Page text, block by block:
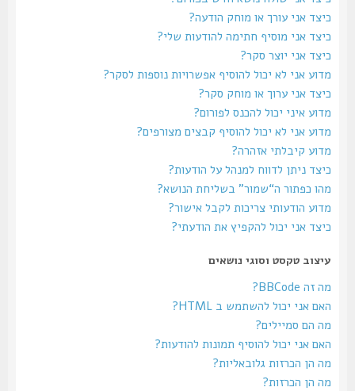
כיצד אני עורך או מוחק הודעה?
כיצד אני מוסיף חתימה להודעות שלי?
כיצד אני יוצר סקר?
מדוע אני לא יכול להוסיף אפשרויות נוספות לסקר?
כיצד אני ערוך או מוחק סקר?
מדוע איני יכול להכנס לפורום?
מדוע אני לא יכול להוסיף קבצים מצורפים?
מדוע קיבלתי אזהרה?
כיצד ניתן לדווח למנהל על הודעות?
מהו כפתור ה“שמור” בשליחת הנושא?
מדוע הודעותי צריכות לקבל אישור?
כיצד אני יכול להקפיץ את הודעתי?
עיצוב טקסט וסוגי נושאים
מה זה BBCode?
האם אני יכול להשתמש ב HTML?
מה הם סמיילים?
האם אני יכול להוסיף תמונות להודעות?
מה הן הכרזות גלובאליות?
מה הן הכרזות?